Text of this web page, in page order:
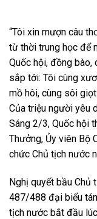
“Tôi xin mượn câu
từ thời trung học để
Quốc hội, đồng bào,
sắp tới: Tôi cùng
mồ hôi, cùng sôi
Của triệu người yêu
Sáng 2/3, Quốc hội
Thưởng, Ủy viên Bộ
chức Chủ tịch nước
Nghị quyết bầu Chủ
487/488 đại biểu
tịch nước bắt đầu